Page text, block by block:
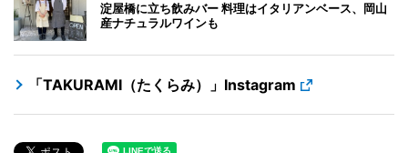
淀屋橋に立ち飲みバー 料理はイタリアンベース、岡山
産ナチュラルワインも
「TAKURAMI（たくらみ）」Instagram